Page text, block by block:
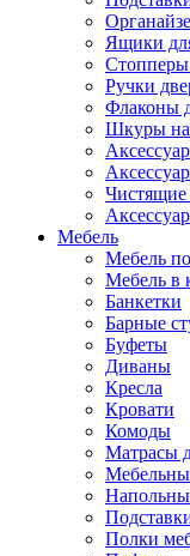
Ящики
Стопперы
Ручки
Флаконы
Шкуры
Чистящие
Мебель
Мебель
Мебель в
Банкетки
Барные
Буфеты
Диваны
Кресла
Кровати
Комоды
Матрасы
Полки